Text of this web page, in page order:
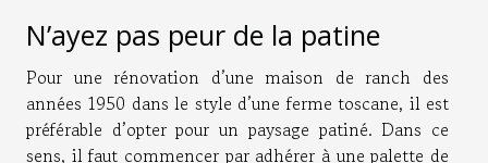
N’ayez pas peur de la patine
Pour une rénovation d’une maison de ranch des
années 1950 dans le style d’une ferme toscane, il est
préférable d’opter pour un paysage patiné. Dans ce
sens, il faut commencer par adhérer à une palette de